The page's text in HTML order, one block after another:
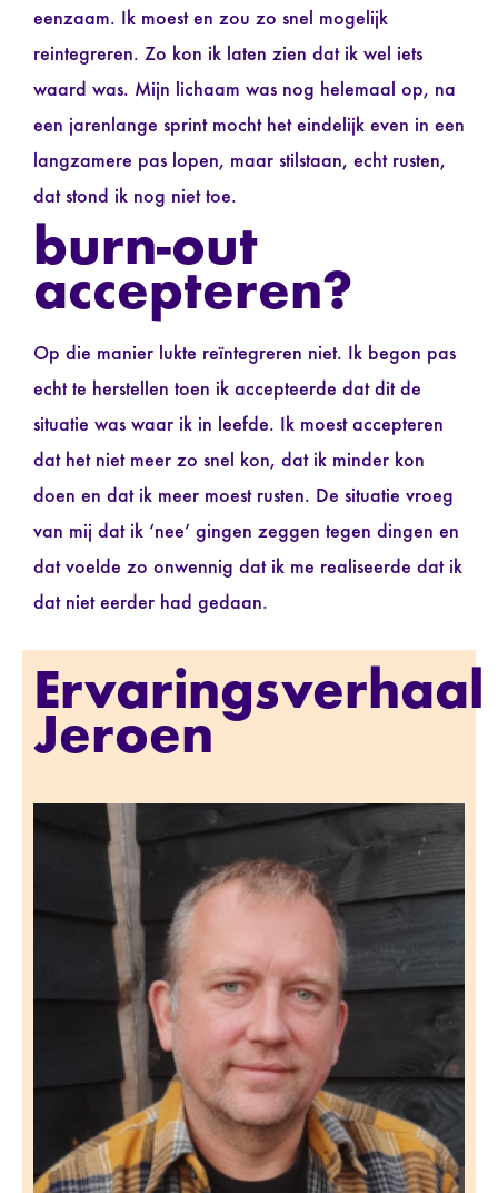
eenzaam. Ik moest en zou zo snel mogelijk
reintegreren. Zo kon ik laten zien dat ik wel iets
waard was. Mijn lichaam was nog helemaal op, na
een jarenlange sprint mocht het eindelijk even in een
langzamere pas lopen, maar stilstaan, echt rusten,
dat stond ik nog niet toe.
burn-out
accepteren?
Op die manier lukte reïntegreren niet. Ik begon pas
echt te herstellen toen ik accepteerde dat dit de
situatie was waar ik in leefde. Ik moest accepteren
dat het niet meer zo snel kon, dat ik minder kon
doen en dat ik meer moest rusten. De situatie vroeg
van mij dat ik ‘nee’ gingen zeggen tegen dingen en
dat voelde zo onwennig dat ik me realiseerde dat ik
dat niet eerder had gedaan.
Ervaringsverhaal
Jeroen